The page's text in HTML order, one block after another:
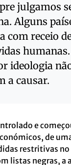
julgamos
Alguns
com receio
ideologia
a causar.
e
de
restritivas
listas negras, a